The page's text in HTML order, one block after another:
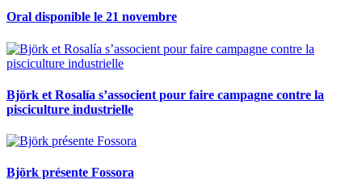
Oral disponible le 21 novembre
Björk et Rosalía s’associent pour faire campagne contre la
pisciculture industrielle
Björk présente Fossora